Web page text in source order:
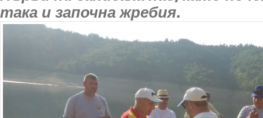
така и започна жребия.